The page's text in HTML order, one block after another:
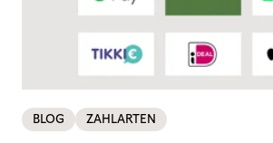
BLOG ZAHLARTEN